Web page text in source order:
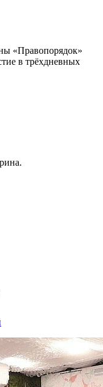
«Правопорядок»
в трёхдневных